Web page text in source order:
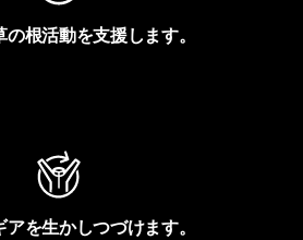
根活動を支援します。
を生かしつづけます。